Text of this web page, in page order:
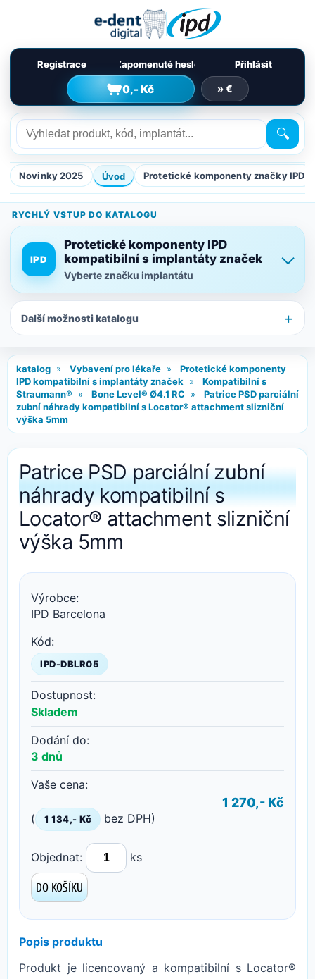
Registrace Zapomenuté heslo
0,- Kč » €
Přihlásit
🔍
Novinky 2025 Úvod Protetické komponenty značky IPD
RYCHLÝ VSTUP DO KATALOGU
IPD
Protetické komponenty IPD
kompatibilní s implantáty značek
Vyberte značku implantátu
Další možnosti katalogu
katalog » Vybavení pro lékaře » Protetické komponenty
IPD kompatibilní s implantáty značek » Kompatibilní s
Straumann® » Bone Level® Ø4.1 RC » Patrice PSD parciální
zubní náhrady kompatibilní s Locator® attachment slizniční
výška 5mm
Patrice PSD parciální zubní
náhrady kompatibilní s
Locator® attachment slizniční
výška 5mm
Výrobce:
IPD Barcelona
Kód:
IPD-DBLR05
Dostupnost:
Skladem
Dodání do:
3 dnů
Vaše cena:
1 270,- Kč
( 1 134,- Kč bez DPH)
Objednat: ks
Popis produktu
Produkt je licencovaný a kompatibilní s Locator®